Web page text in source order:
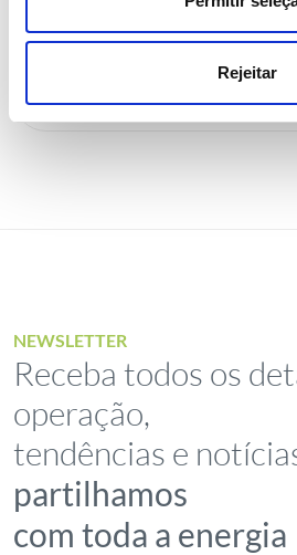
Rejeitar
Investidores
NEWSLETTER
Receba todos os
operação,
tendências e
partilhamos
com toda a energia